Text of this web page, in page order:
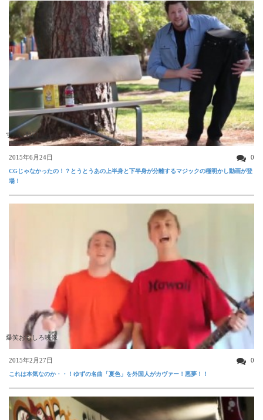
すごい動画
2015年6月24日 0
CGじゃなかったの！？とうとうあの上半身と下半身が分離するマジックの種明かし動画が登
場！
爆笑おもしろ映像
2015年2月27日 0
これは本気なのか・・！ゆずの名曲「夏色」を外国人がカヴァー！悪夢！！